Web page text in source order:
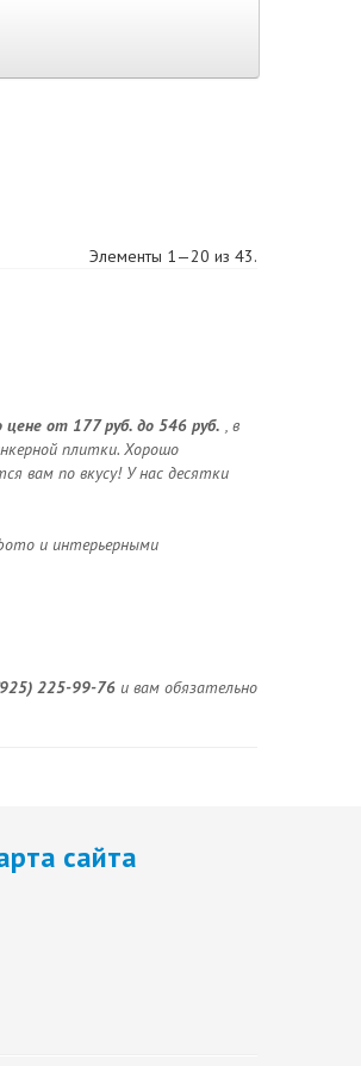
Элементы 1—20 из 43.
цене от 177 руб. до 546 руб. , в
плитки. Хорошо
вам по вкусу! У нас десятки
и интерьерными
225-99-76 и вам обязательно
сайта